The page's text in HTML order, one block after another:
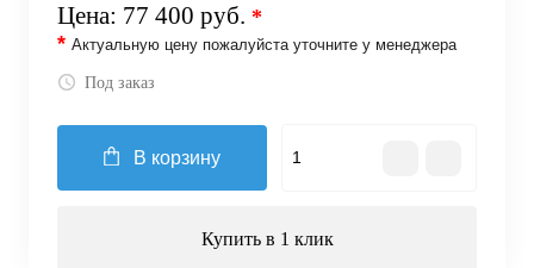
Цена: 77 400 руб. *
* Актуальную цену пожалуйста уточните у менеджера
Под заказ
В корзину
Купить в 1 клик